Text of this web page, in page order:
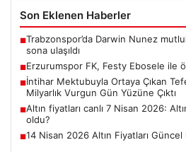
Son Eklenen Haberler
■Trabzonspor’da Darwin Nunez
sona ulaşıldı
■Erzurumspor FK, Festy Ebosele ile
■İntihar Mektubuyla Ortaya Çıkan
Milyarlık Vurgun Gün Yüzüne Çıktı
■Altın fiyatları canlı 7 Nisan 2026:
oldu?
■14 Nisan 2026 Altın Fiyatları